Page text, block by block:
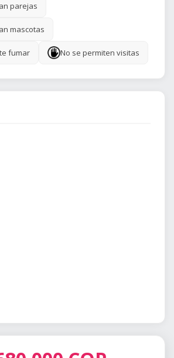
parejas
mascotas
fumar No se permiten visitas